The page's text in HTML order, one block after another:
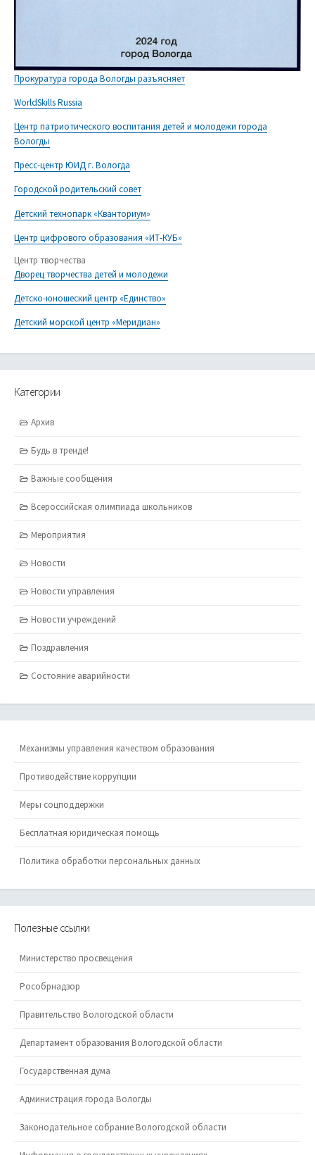
Прокуратура города Вологды разъясняет
WorldSkills Russia
Центр патриотического воспитания детей и молодежи города
Вологды
Пресс-центр ЮИД г. Вологда
Городской родительский совет
Детский технопарк «Кванториум»
Центр цифрового образования «ИТ-КУБ»
Центр творчества
Дворец творчества детей и молодежи
Детско-юношеский центр «Единство»
Детский морской центр «Меридиан»
Категории
Архив
Будь в тренде!
Важные сообщения
Всероссийская олимпиада школьников
Мероприятия
Новости
Новости управления
Новости учреждений
Поздравления
Состояние аварийности
Механизмы управления качеством образования
Противодействие коррупции
Меры соцподдержки
Бесплатная юридическая помощь
Политика обработки персональных данных
Полезные ссылки
Министерство просвещения
Рособрнадзор
Правительство Вологодской области
Департамент образования Вологодской области
Государственная дума
Администрация города Вологды
Законодательное собрание Вологодской области